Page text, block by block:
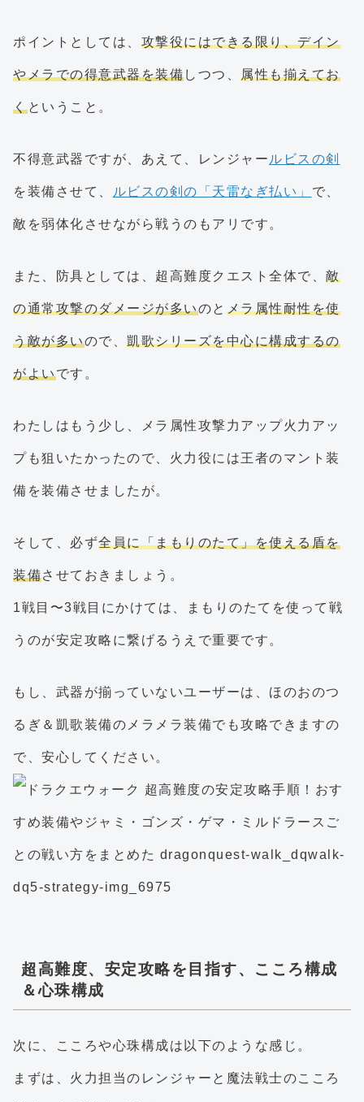
ポイントとしては、 攻撃役にはできる限り、デイン
やメラでの得意武器を装備しつつ、 属性も揃えてお
くということ。
不得意武器ですが、あえて、レンジャー ルビスの剣
を装備させて、 ルビスの剣の「天雷なぎ払い」 で、
敵を弱体化させながら戦うのもアリです。
また、防具としては、超高難度クエスト全体で、 敵
の通常攻撃のダメージが多いのと メラ属性耐性を使
う敵が多いので、 凱歌シリーズを中心に構成するの
がよいです。
わたしはもう少し、メラ属性攻撃力アップ火力アッ
プも狙いたかったので、火力役には王者のマント装
備を装備させましたが。
そして、必ず全員に「まもりのたて」を使える盾を
装備させておきましょう。
1戦目〜3戦目にかけては、まもりのたてを使って戦
うのが安定攻略に繋げるうえで重要です。
もし、武器が揃っていないユーザーは、ほのおのつ
るぎ＆凱歌装備のメラメラ装備でも攻略できますの
で、安心してください。
超高難度、安定攻略を目指す、こころ構成
＆心珠構成
次に、こころや心珠構成は以下のような感じ。
まずは、火力担当のレンジャーと魔法戦士のこころ